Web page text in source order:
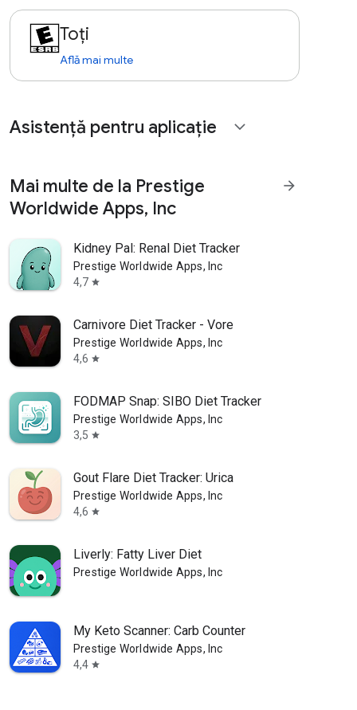
Toți
Află mai multe
Asistență pentru aplicație expand_more
Mai multe de la Prestige
Worldwide Apps, Inc
arrow_forward
Kidney Pal: Renal Diet Tracker
Prestige Worldwide Apps, Inc
4,7 star
Carnivore Diet Tracker - Vore
Prestige Worldwide Apps, Inc
4,6 star
FODMAP Snap: SIBO Diet Tracker
Prestige Worldwide Apps, Inc
3,5 star
Gout Flare Diet Tracker: Urica
Prestige Worldwide Apps, Inc
4,6 star
Liverly: Fatty Liver Diet
Prestige Worldwide Apps, Inc
My Keto Scanner: Carb Counter
Prestige Worldwide Apps, Inc
4,4 star